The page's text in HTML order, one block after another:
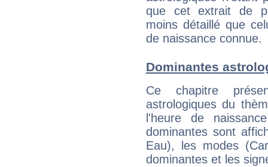
que cet extrait de
moins détaillé que
de naissance connue.
Dominantes
Ce chapitre
astrologiques du
l'heure de
dominantes sont
Eau), les modes
dominantes et les